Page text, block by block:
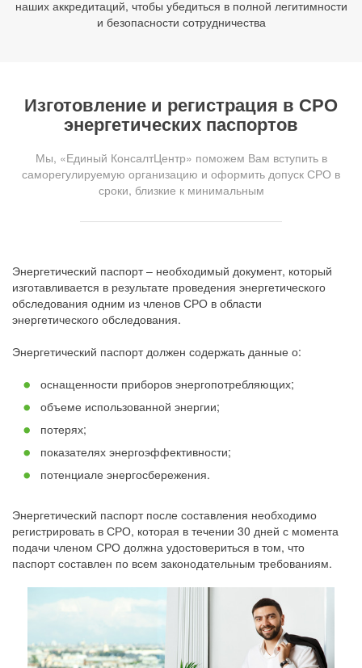
наших аккредитаций, чтобы убедиться в полной легитимности
и безопасности сотрудничества
Изготовление и регистрация в СРО
энергетических паспортов
Мы, «Единый КонсалтЦентр» поможем Вам вступить в
саморегулируемую организацию и оформить допуск СРО в
сроки, близкие к минимальным
Энергетический паспорт – необходимый документ, который
изготавливается в результате проведения энергетического
обследования одним из членов СРО в области
энергетического обследования.
Энергетический паспорт должен содержать данные о:
оснащенности приборов энергопотребляющих;
объеме использованной энергии;
потерях;
показателях энергоэффективности;
потенциале энергосбережения.
Энергетический паспорт после составления необходимо
регистрировать в СРО, которая в течении 30 дней с момента
подачи членом СРО должна удостовериться в том, что
паспорт составлен по всем законодательным требованиям.